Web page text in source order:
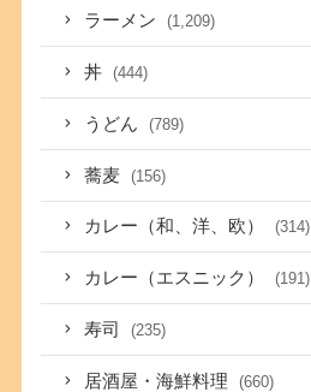
ラーメン (1,209)
丼 (444)
うどん (789)
蕎麦 (156)
カレー（和、洋、欧） (314)
カレー（エスニック） (191)
寿司 (235)
居酒屋・海鮮料理 (660)